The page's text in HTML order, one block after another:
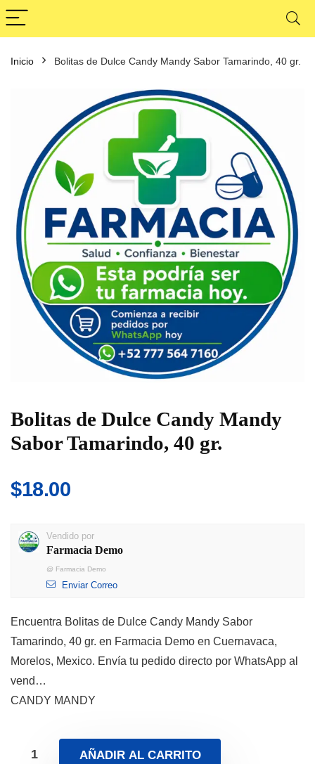
Inicio Bolitas de Dulce Candy Mandy Sabor Tamarindo, 40 gr.
Bolitas de Dulce Candy Mandy
Sabor Tamarindo, 40 gr.
$18.00
Vendido por
Farmacia Demo
@ Farmacia Demo
Enviar Correo
Encuentra Bolitas de Dulce Candy Mandy Sabor
Tamarindo, 40 gr. en Farmacia Demo en Cuernavaca,
Morelos, Mexico. Envía tu pedido directo por WhatsApp al
vend…
CANDY MANDY
AÑADIR AL CARRITO